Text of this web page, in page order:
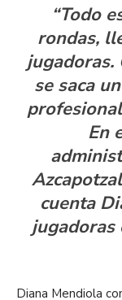
“Todo
rondas,
jugadoras.
se saca
En
cuenta
jugadoras
Diana Mendiola